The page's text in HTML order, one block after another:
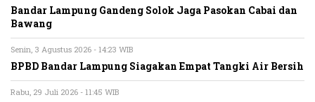
Bandar Lampung Gandeng Solok Jaga Pasokan Cabai dan
Bawang
Senin, 3 Agustus 2026 - 14:23 WIB
BPBD Bandar Lampung Siagakan Empat Tangki Air Bersih
Rabu, 29 Juli 2026 - 11:45 WIB